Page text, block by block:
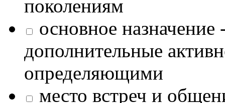
поколениям
основное назначение
дополнительные
определяющими
место встреч и